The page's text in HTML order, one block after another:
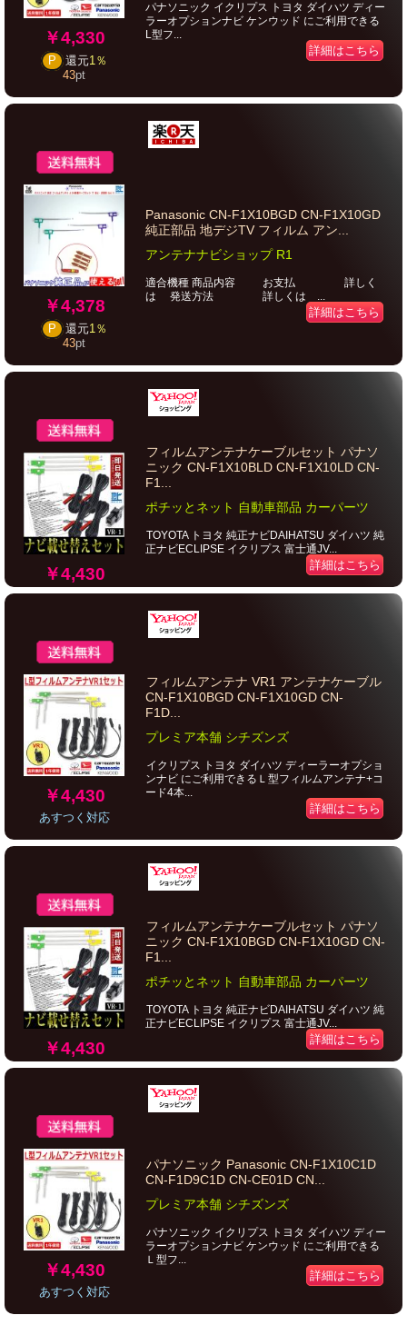
￥4,330
P 還元1％
43pt
パナソニック イクリプス トヨタ ダイハツ ディー
ラーオプションナビ ケンウッド にご利用できる
L型フ...
詳細はこちら
￥4,378
P 還元1％
43pt
Panasonic CN-F1X10BGD CN-F1X10GD
純正部品 地デジTV フィルム アン...
アンテナナビショップ R1
適合機種 商品内容 お支払 詳しく
は 発送方法 詳しくは ...
詳細はこちら
￥4,430
フィルムアンテナケーブルセット パナソ
ニック CN-F1X10BLD CN-F1X10LD CN-
F1...
ポチッとネット 自動車部品 カーパーツ
TOYOTA トヨタ 純正ナビDAIHATSU ダイハツ 純
正ナビECLIPSE イクリプス 富士通JV...
詳細はこちら
￥4,430
あすつく対応
フィルムアンテナ VR1 アンテナケーブル
CN-F1X10BGD CN-F1X10GD CN-
F1D...
プレミア本舗 シチズンズ
イクリプス トヨタ ダイハツ ディーラーオプショ
ンナビ にご利用できるＬ型フィルムアンテナ+コ
ード4本...
詳細はこちら
￥4,430
フィルムアンテナケーブルセット パナソ
ニック CN-F1X10BGD CN-F1X10GD CN-
F1...
ポチッとネット 自動車部品 カーパーツ
TOYOTA トヨタ 純正ナビDAIHATSU ダイハツ 純
正ナビECLIPSE イクリプス 富士通JV...
詳細はこちら
￥4,430
あすつく対応
パナソニック Panasonic CN-F1X10C1D
CN-F1D9C1D CN-CE01D CN...
プレミア本舗 シチズンズ
パナソニック イクリプス トヨタ ダイハツ ディー
ラーオプションナビ ケンウッド にご利用できる
Ｌ型フ...
詳細はこちら